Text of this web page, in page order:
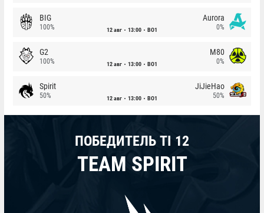
BIG
100% 12 авг 13:00 BO1
Aurora
0%
G2
100% 12 авг 13:00 BO1
M80
0%
Spirit
50% 12 авг 13:00 BO1
JiJieHao
50%
ПОБЕДИТЕЛЬ TI 12
TEAM SPIRIT